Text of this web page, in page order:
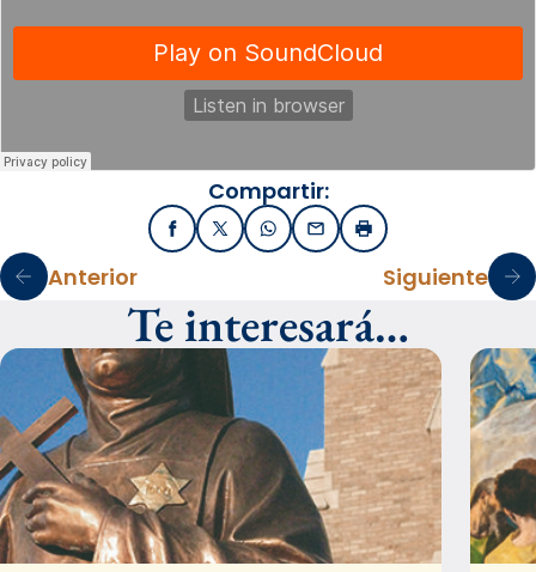
Compartir:
FacebookX / TwitterWhatsApp
EmailImprimir
Anterior Siguiente
Te interesará…